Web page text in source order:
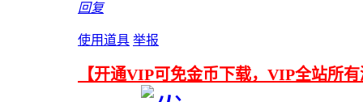
回复
使用道具 举报
【开通VIP可免金币下载，VIP全站所